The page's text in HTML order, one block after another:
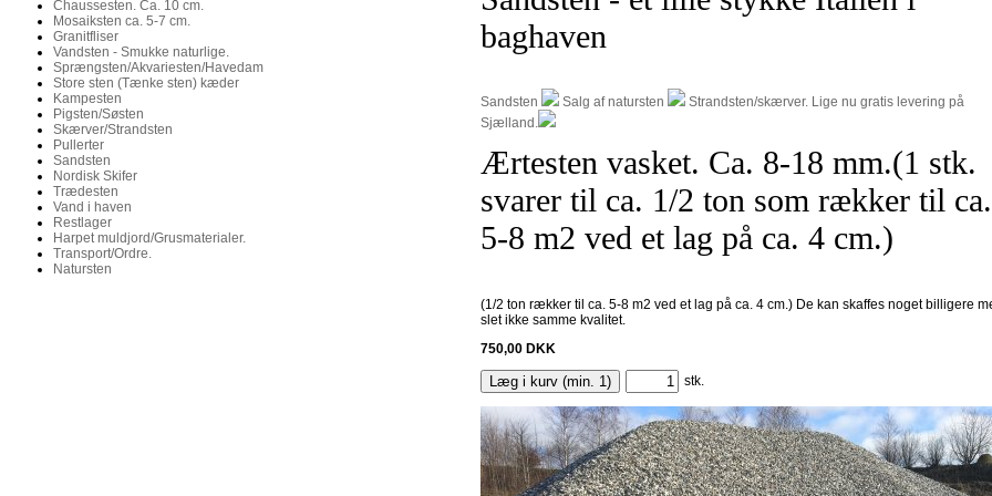
Chaussesten. Ca. 10 cm.
Mosaiksten ca. 5-7 cm.
Granitfliser
Vandsten - Smukke naturlige.
Sprængsten/Akvariesten/Havedam
Store sten (Tænke sten) kæder
Kampesten
Pigsten/Søsten
Skærver/Strandsten
Pullerter
Sandsten
Nordisk Skifer
Trædesten
Vand i haven
Restlager
Harpet muldjord/Grusmaterialer.
Transport/Ordre.
Natursten
baghaven
Sandsten Salg af natursten
Strandsten/skærver. Lige nu gratis levering på
Sjælland.
Ærtesten vasket. Ca. 8-18 mm.(1 stk.
svarer til ca. 1/2 ton som rækker til ca.
5-8 m2 ved et lag på ca. 4 cm.)
(1/2 ton rækker til ca. 5-8 m2 ved et lag på ca. 4 cm.) De kan skaffes noget billigere
slet ikke samme kvalitet.
750,00 DKK
Læg i kurv (min. 1) stk.